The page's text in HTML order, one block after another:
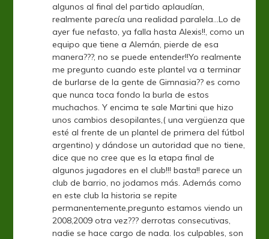
algunos al final del partido aplaudían,
realmente parecía una realidad paralela…Lo de
ayer fue nefasto, ya falla hasta Alexis!!, como un
equipo que tiene a Alemán, pierde de esa
manera???, no se puede entender!!Yo realmente
me pregunto cuando este plantel va a terminar
de burlarse de la gente de Gimnasia?? es como
que nunca toca fondo la burla de estos
muchachos. Y encima te sale Martini que hizo
unos cambios desopilantes,( una vergüenza que
esté al frente de un plantel de primera del fútbol
argentino) y dándose un autoridad que no tiene,
dice que no cree que es la etapa final de
algunos jugadores en el club!!! basta!! parece un
club de barrio, no jodamos más. Además como
en este club la historia se repite
permanentemente,pregunto estamos viendo un
2008,2009 otra vez??? derrotas consecutivas,
nadie se hace cargo de nada. los culpables, son